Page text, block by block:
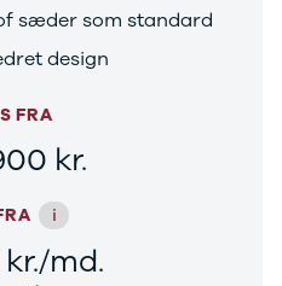
sæder som standard
design
FRA
kr.
i
md.